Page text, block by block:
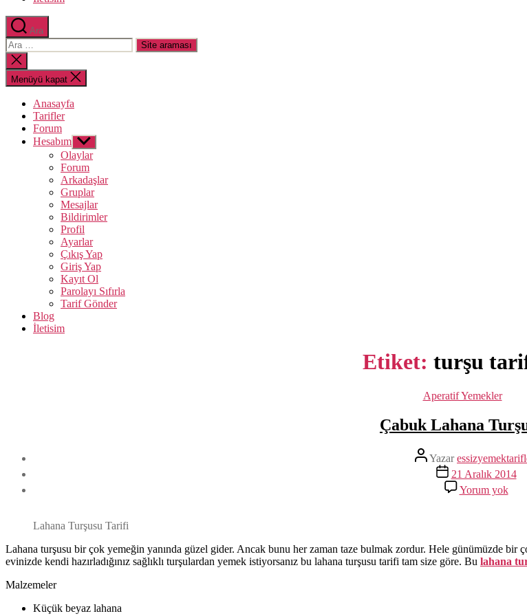
Ara
Arama
yap:
Aramayı
kapat
Menüyü kapat
Anasayfa
Tarifler
Forum
Hesabım Alt
menüyü
göster
Olaylar
Forum
Arkadaşlar
Gruplar
Mesajlar
Bildirimler
Profil
Ayarlar
Çıkış Yap
Giriş Yap
Kayıt Ol
Parolayı Sıfırla
Tarif Gönder
Blog
İletisim
Etiket: turşu
Kategoriler
Aperatif Yemekler
Çabuk Lahana
Yazının
yazarı
Yazar
Yazı
tarihi
21 Aralık 2014
Yorum yok
Lahana Turşusu Tarifi
Lahana turşusu bir çok yemeğin yanında güzel gider. Ancak bunu her zaman taze bulmak zordur. Hele günümüzde bir
evinizde kendi hazırladığınız sağlıklı turşulardan yemek istiyorsanız bu lahana turşusu tarifi tam size göre. Bu lahana
Malzemeler
Küçük beyaz lahana